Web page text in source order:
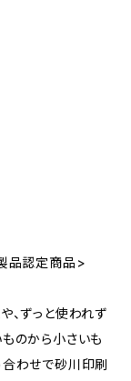
品認定商品>
、ずっと使われず
のから小さいも
合わせで砂川印刷